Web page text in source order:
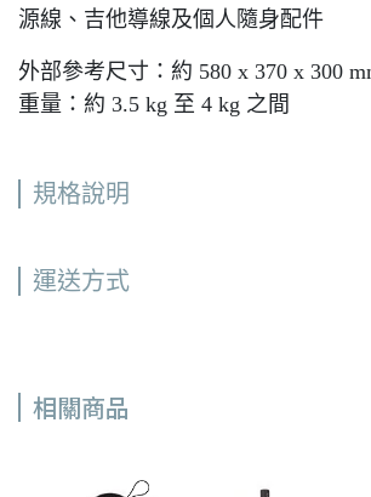
源線、吉他導線及個人隨身配件
外部參考尺寸：約 580 x 370 x 300
重量：約 3.5 kg 至 4 kg 之間
規格說明
運送方式
相關商品